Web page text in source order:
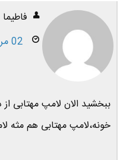
فاطیما
02 مرداد 1398
ببخشید الان لامپ مهتابی
خونه،لامپ مهتابی هم مثه